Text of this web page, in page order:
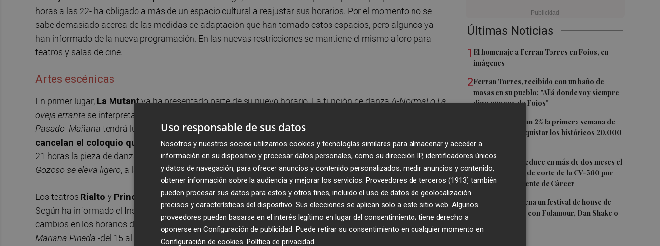
Últimas Noticias
1 El homenaje a Ferran Torres en Foios, en
imágenes
2Ferran Torres, recibido con un baño de
masas en su pueblo: "Allá donde voy siempre
digo que soy de Foios"
El Ibex 35 sube un 2% la primera semana de
agosto tras conquistar los históricos 20.000
puntos
4 La Diputación reduce en más de dos meses el
tiempo previsto de corte de la CV-560 por
las obras del puente de Càrcer
5Roig Arena estrena un festival de house de
más de 10 horas con Folamour, Dan Shake o
horas a las 22- ha obligado a más de un espacio cultural a reajustar sus horarios. Por el momento no se
sabe demasiado acerca de las medidas de adaptación que han tomado estos espacios, pero algunos ya
han informado de la nueva programación. En las nuevas restricciones se mantiene el mismo aforo para
teatros y salas de cine.
Artes escénicas
En primer lugar, La Mutantya ha presentado parte de su nuevo horario. La función de danzaA-Normal o La
oveja errante se interpretará los días 8 y 9 de enero de 20 a 21 horas. Por su parte, la obra de teatro
Pasado_Mañana tendrá lugar los días 15 y 16 de enero de 19 30 a 21 horas.
cancelan el coloquio que suele sucederse tras la pieza. Los días 22 y 23 de enero tendrá lugar de 19 a
21 horas la pieza de danza
Andrei Rublev. Y los días 29 y 30 de enero tendrá lugar la performanceCuerpo
Gozoso se eleva ligero, a las 20 horas y cancelando también el coloquio posterior.
Los teatros Rialto y Principal
, por otro lado, han anunciado que adelantan sus funciones a las 19 horas.
Según ha informado el Institut València de Cultura, a causa de las nuevas restricciones horarias hay
cambios en los horarios de las funciones. Las obras del Principal T’estimo si he begut
-del 8 al 10 de enero-,
Mariana Pineda -del 15 al 17-, Heredarás la lluvia-del 21 al 24- y Juana -del 29 al 31- tendrán lugar todas
Uso responsable de sus datos
Nosotros y nuestros socios utilizamos cookies y tecnologías similares para almacenar y acceder a
información en su dispositivo y procesar datos personales, como su dirección IP, identificadores únicos
y datos de navegación, para ofrecer anuncios y contenido personalizados, medir anuncios y contenido,
obtener información sobre la audiencia y mejorar los servicios. Proveedores de terceros (1913) también
pueden procesar sus datos para estos y otros fines, incluido el uso de datos de geolocalización
precisos y características del dispositivo. Sus elecciones se aplican solo a este sitio web. Algunos
proveedores pueden basarse en el interés legítimo en lugar del consentimiento; tiene derecho a
oponerse en Configuración de publicidad . Puede retirar su consentimiento en cualquier momento en
Configuración de cookies Política de privacidad